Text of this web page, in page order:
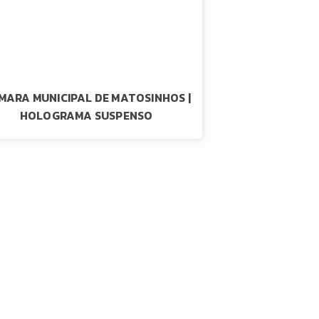
MUNICIPAL DE MATOSINHOS |
HOLOGRAMA SUSPENSO